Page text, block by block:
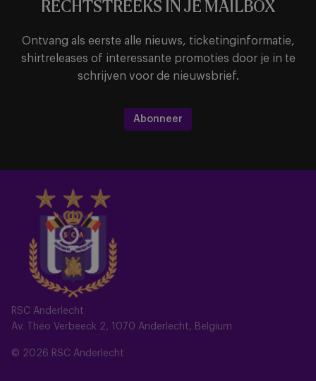
RSC Anderlecht
Av. Théo Verbeeck 2, 1070 Anderlecht, Belgium
© 2026 RSC Anderlecht
RECHTSTREEKS IN JE MAILBOX
Ontvang als eerste alle nieuws, ticketinginformatie,
shirtreleases of interessante promoties door je in te
schrijven voor de nieuwsbrief.
Abonneer